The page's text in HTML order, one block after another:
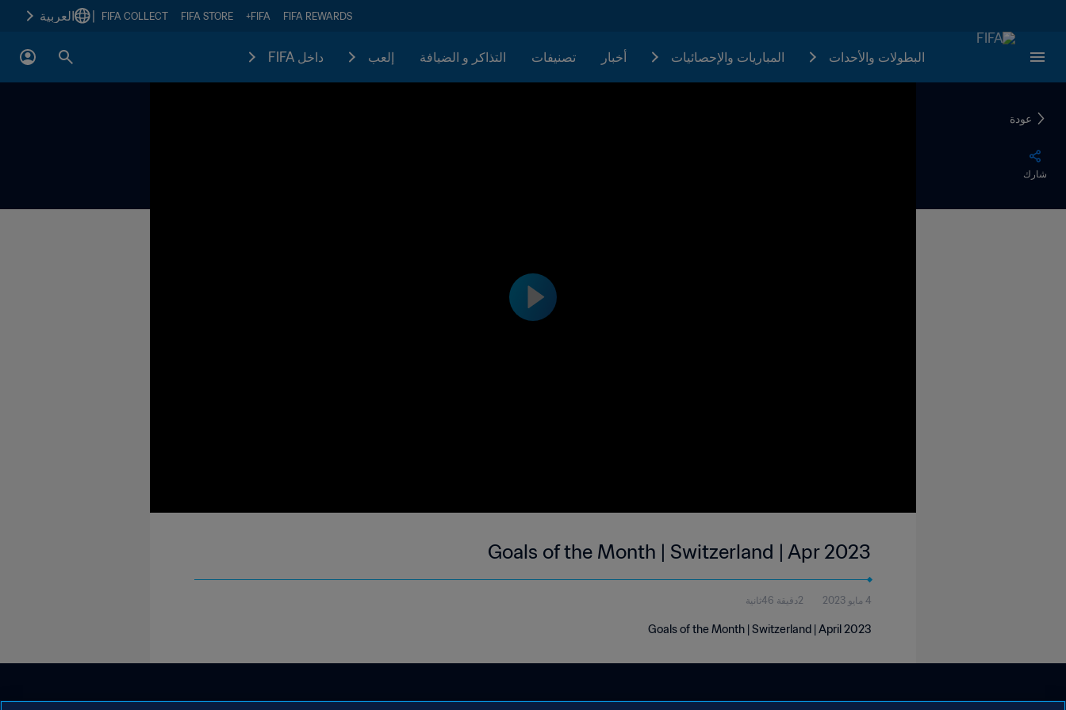
FIFA REWARDS
FIFA+
FIFA STORE
FIFA COLLECT العربية
البطولات والأحدات المباريات والإحصائيات أخبار تصنيفات التذاكر و الضيافة إلعب داخل FIFA
عودة
شارك
Goals of the Month | Switzerland | Apr 2023
4 مايو 2023 2دقيقة 46ثانية
Goals of the Month | Switzerland | April 2023